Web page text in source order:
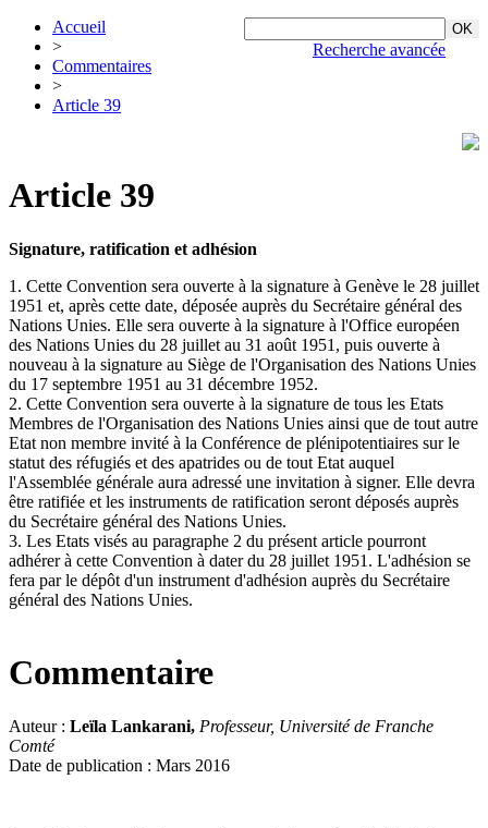
Recherche avancée
Accueil
>
Commentaires
>
Article 39
Article 39
Signature, ratification et adhésion
1. Cette Convention sera ouverte à la signature à Genève le 28 juillet
1951 et, après cette date, déposée auprès du Secrétaire général des
Nations Unies. Elle sera ouverte à la signature à l'Office européen
des Nations Unies du 28 juillet au 31 août 1951, puis ouverte à
nouveau à la signature au Siège de l'Organisation des Nations Unies
du 17 septembre 1951 au 31 décembre 1952.
2. Cette Convention sera ouverte à la signature de tous les Etats
Membres de l'Organisation des Nations Unies ainsi que de tout autre
Etat non membre invité à la Conférence de plénipotentiaires sur le
statut des réfugiés et des apatrides ou de tout Etat auquel
l'Assemblée générale aura adressé une invitation à signer. Elle devra
être ratifiée et les instruments de ratification seront déposés auprès
du Secrétaire général des Nations Unies.
3. Les Etats visés au paragraphe 2 du présent article pourront
adhérer à cette Convention à dater du 28 juillet 1951. L'adhésion se
fera par le dépôt d'un instrument d'adhésion auprès du Secrétaire
général des Nations Unies.
Commentaire
Auteur : Leïla Lankarani, Professeur, Université de Franche
Comté
Date de publication : Mars 2016